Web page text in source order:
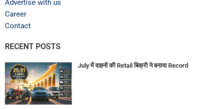
Advertise with us
Career
Contact
RECENT POSTS
July में वाहनों की Retail बिक्री ने बनाया Record